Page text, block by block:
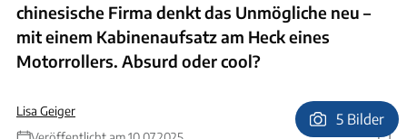
chinesische Firma denkt das Unmögliche neu –
mit einem Kabinenaufsatz am Heck eines
Motorrollers. Absurd oder cool?
Lisa Geiger
5 Bilder